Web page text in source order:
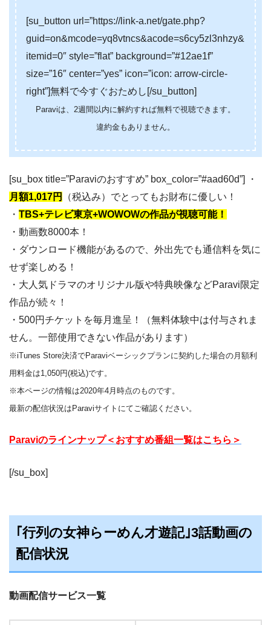
[su_button url=”https://link-a.net/gate.php?
guid=on&mcode=yq8vtncs&acode=s6cy5zl3nhzy&
itemid=0″ style=”flat” background=”#12ae1f”
size=”16″ center=”yes” icon=”icon: arrow-circle-
right”]無料で今すぐおためし[/su_button]
Paraviは、2週間以内に解約すれば無料で視聴できます。
違約金もありません。
[su_box title=”Paraviのおすすめ” box_color=”#aad60d”] ・
月額1,017円
（税込み）でとってもお財布に優しい！
・ TBS+テレビ東京+WOWOWの作品が視聴可能！
・動画数8000本！
・ダウンロード機能があるので、外出先でも通信料を気に
せず楽しめる！
・大人気ドラマのオリジナル版や特典映像などParavi限定
作品が続々！
・500円チケットを毎月進呈！（無料体験中は付与されま
せん。一部使用できない作品があります）
※iTunes Store決済でParaviベーシックプランに契約した場合の月額利
用料金は1,050円(税込)です。
※本ページの情報は2020年4月時点のものです。
最新の配信状況はParaviサイトにてご確認ください。
Paraviのラインナップ＜おすすめ番組一覧はこちら＞
[/su_box]
｢行列の女神らーめん才遊記｣3話動画の
配信状況
動画配信サービス一覧